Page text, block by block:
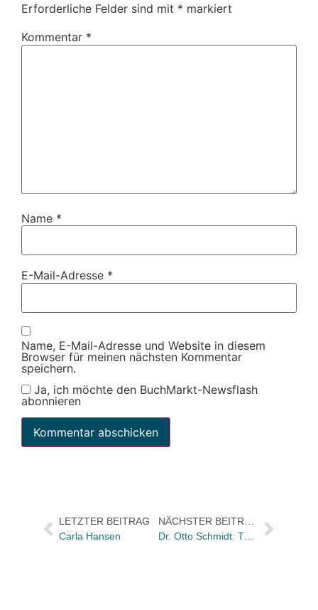
Erforderliche Felder sind mit * markiert
Kommentar *
Name *
E-Mail-Adresse *
Name, E-Mail-Adresse und Website in diesem
Browser für meinen nächsten Kommentar
speichern.
Ja, ich möchte den BuchMarkt-Newsflash
abonnieren
LETZTER BEITRAG
Carla Hansen